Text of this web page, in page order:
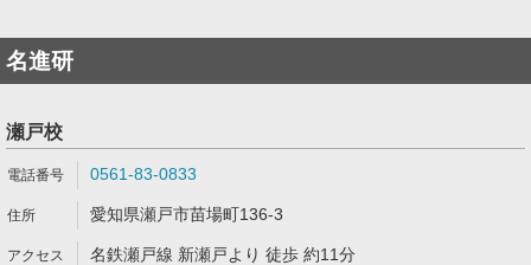
名進研
瀬戸校
0561-83-0833
愛知県瀬戸市苗場町136-3
名鉄瀬戸線 新瀬戸より 徒歩 約11分